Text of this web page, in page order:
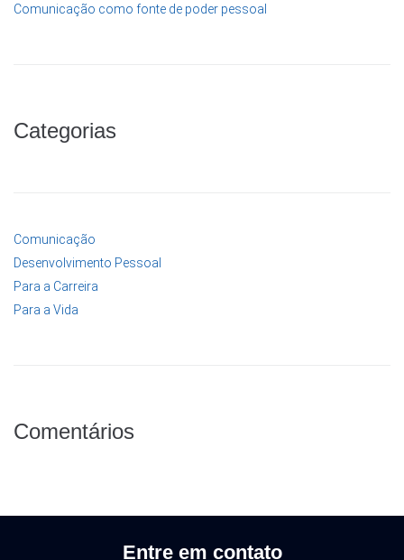
Comunicação como fonte de poder pessoal
Categorias
Comunicação
Desenvolvimento Pessoal
Para a Carreira
Para a Vida
Comentários
Entre em contato